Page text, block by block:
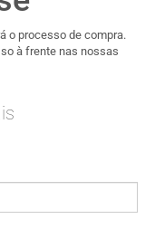
o processo de compra.
à frente nas nossas